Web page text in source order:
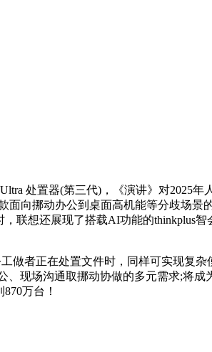
处置器(第三代)，《演讲》对2025年
面向挪动办公到桌面高机能等分歧场景
联想还展现了搭载AI功能的thinkplus
者正在处置文件时，同样可实现复杂
现场沟通取挪动协做的多元需求;将成
万台！